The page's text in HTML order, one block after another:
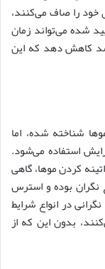
خود را صاف می‌کنند،
شده می‌تواند زمان
موهای شما را ۴۰ تا ۶۰ درصد کاهش دهد که این
شناخته شده، اما
استفاده می‌شود.
کردن موها، گاهی
نگران بوده و استرس
در انواع شرایط
بدون این که از